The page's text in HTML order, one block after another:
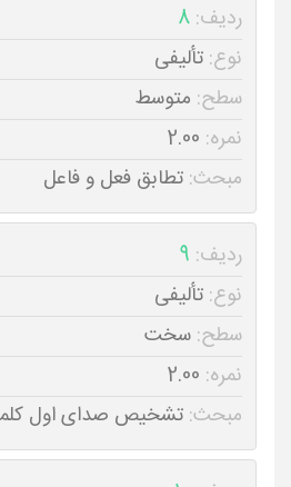
ردیف: 8
نوع: تألیفی
سطح: متوسط
نمره: 2.00
مبحث: تطابق فعل و فاعل
ردیف: 9
نوع: تألیفی
سطح: سخت
نمره: 2.00
مبحث: تشخیص صدای اول